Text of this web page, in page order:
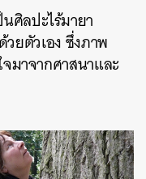
ศิลปะไร้มายา
วยตัวเอง ซึ่งภาพ
มาจากศาสนาและ